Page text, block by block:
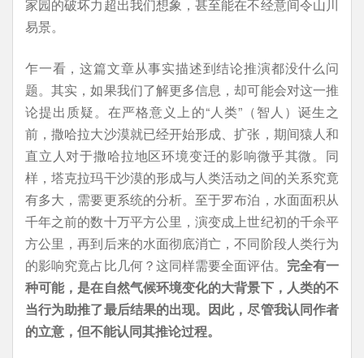
家园的破坏力超出我们想象，甚至能在不经意间令山川
易景。
乍一看，这篇文章从事实描述到结论推演都没什么问
题。其实，如果我们了解更多信息，却可能会对这一推
论提出质疑。在严格意义上的“人类”（智人）诞生之
前，撒哈拉大沙漠就已经开始形成、扩张，期间猿人和
直立人对于撒哈拉地区环境变迁的影响微乎其微。同
样，塔克拉玛干沙漠的形成与人类活动之间的关系究竟
有多大，需要更系统的分析。至于罗布泊，水面面积从
千年之前的数十万平方公里，演变成上世纪初的千余平
方公里，再到后来的水面彻底消亡，不同阶段人类行为
的影响究竟占比几何？这同样需要全面评估。 完全有一
种可能，是在自然气候环境变化的大背景下，人类的不
当行为助推了最后结果的出现。因此，尽管我认同作者
的立意，但不能认同其推论过程。